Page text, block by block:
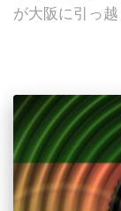
が大阪に引っ越